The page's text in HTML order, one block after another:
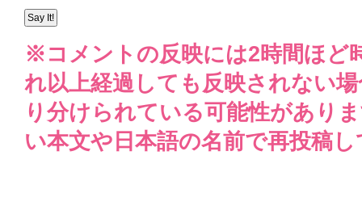
※コメントの反映には2時間ほど
れ以上経過しても反映されない
り分けられている可能性があり
い本文や日本語の名前で再投稿